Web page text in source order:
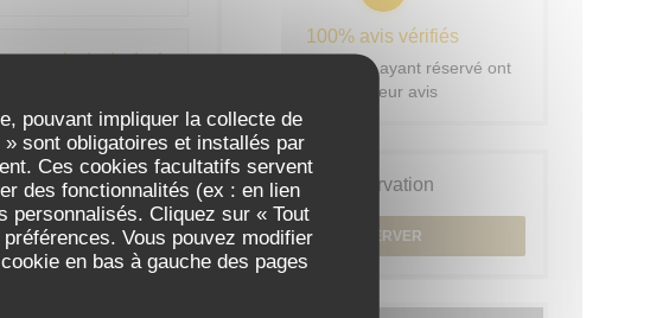
pouvant impliquer la collecte de
sont obligatoires et installés par
Ces cookies facultatifs servent
des fonctionnalités (ex : en lien
personnalisés. Cliquez sur « Tout
Vous pouvez modifier
en bas à gauche des pages
: 5/5 Qualité / Prix: 5/5
100% avis vérifiés
Seuls les clients ayant réservé ont
laissé leur avis
Réservation
RÉSERVER